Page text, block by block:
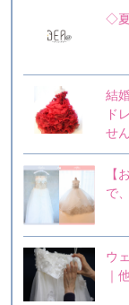
◇
結
ド
せ
【
で
ウ
｜